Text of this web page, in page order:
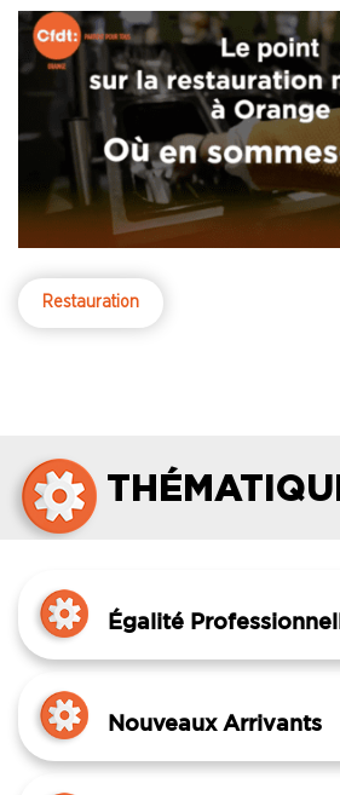
Restauration
Égalité
Nouveaux Arrivants